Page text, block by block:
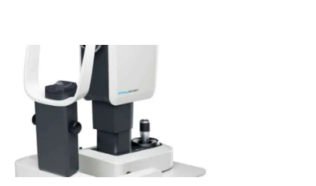
Appkuns is ontwikkelaar en
producent van kunststof
producten